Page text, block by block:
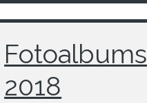
Fotoalbums
2018